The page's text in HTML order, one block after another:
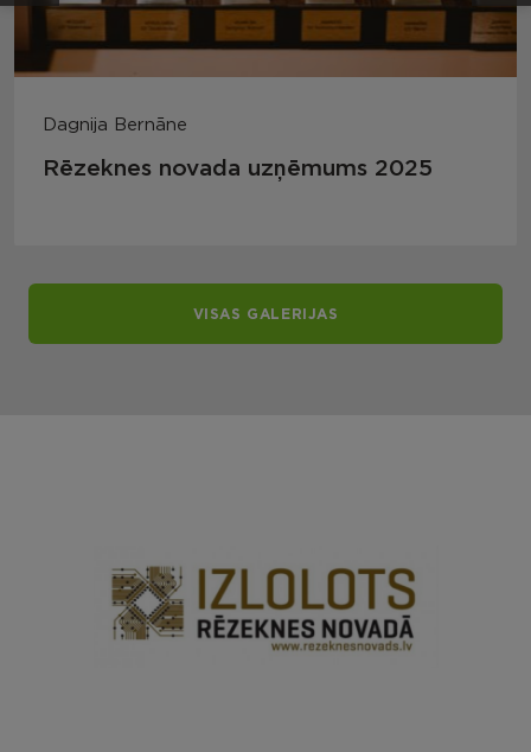
Dagnija Bernāne
Rēzeknes novada uzņēmums 2025
VISAS GALERIJAS